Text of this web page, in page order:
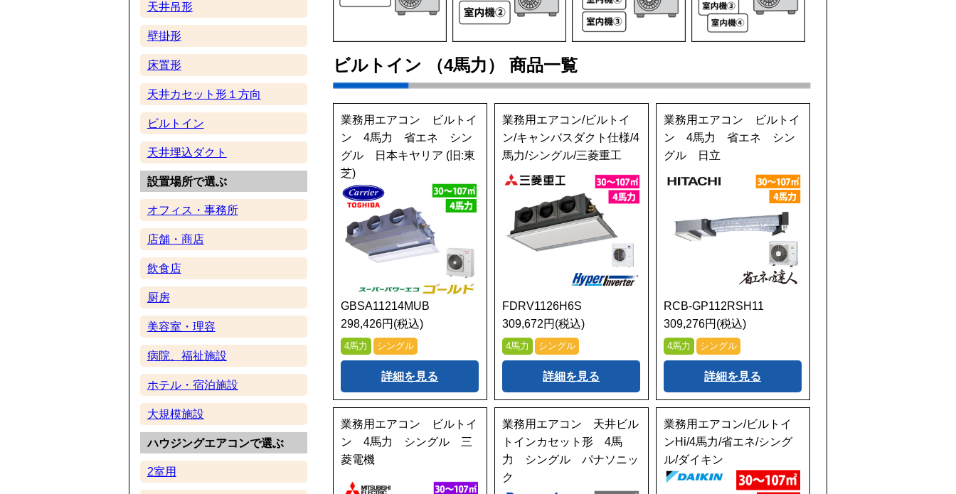
天井吊形
壁掛形
床置形
天井カセット形１方向
ビルトイン
天井埋込ダクト
設置場所で選ぶ
オフィス・事務所
店舗・商店
飲食店
厨房
美容室・理容
病院、福祉施設
ホテル・宿泊施設
大規模施設
ハウジングエアコンで選ぶ
2室用
ビルトイン （4馬力） 商品一覧
業務用エアコン ビルトイ
ン 4馬力 省エネ シン
グル 日本キヤリア (旧:東
芝)
GBSA11214MUB
298,426円(税込)
4馬力 シングル
詳細を見る
業務用エアコン/ビルトイ
ン/キャンバスダクト仕様/4
馬力/シングル/三菱重工
FDRV1126H6S
309,672円(税込)
4馬力 シングル
詳細を見る
業務用エアコン ビルトイ
ン 4馬力 省エネ シン
グル 日立
RCB-GP112RSH11
309,276円(税込)
4馬力 シングル
詳細を見る
業務用エアコン ビルトイ
ン 4馬力 シングル 三
菱電機
業務用エアコン 天井ビル
トインカセット形 4馬
力 シングル パナソニッ
ク
業務用エアコン/ビルトイ
ンHi/4馬力/省エネ/シング
ル/ダイキン